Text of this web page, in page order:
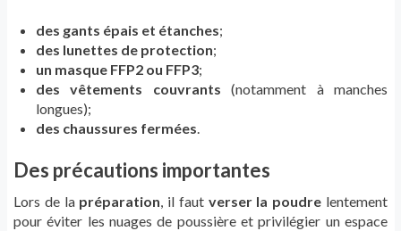
des gants épais et étanches;
des lunettes de protection;
un masque FFP2 ou FFP3;
des vêtements couvrants (notamment à manches
longues);
des chaussures fermées.
Des précautions importantes
Lors de la préparation, il faut verser la poudre lentement
pour éviter les nuages de poussière et privilégier un espace